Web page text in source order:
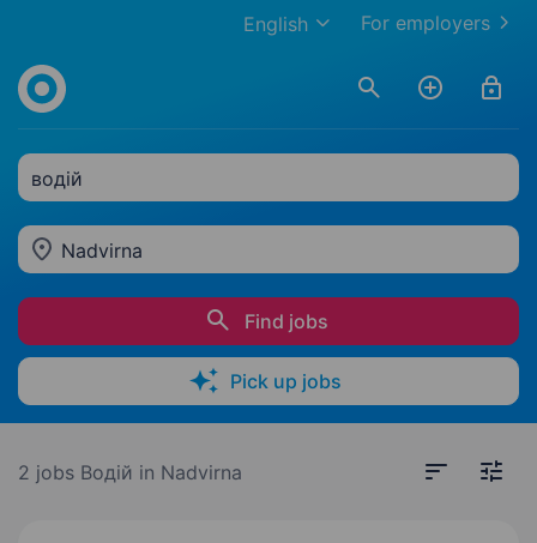
For employers
English
водій
Nadvirna
Find jobs
Pick up jobs
2 jobs Водій in Nadvirna